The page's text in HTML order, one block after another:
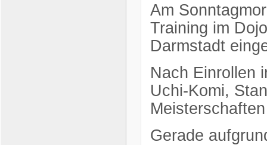
Am
Training im
Darmstadt
Nach Einrollen
Uchi-Komi,
Gerade